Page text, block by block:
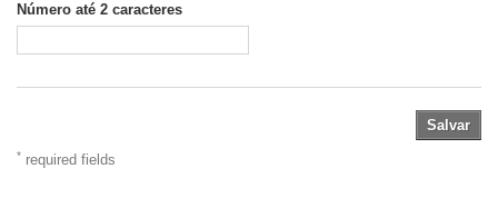
Número até 2 caracteres
Salvar
* required fields